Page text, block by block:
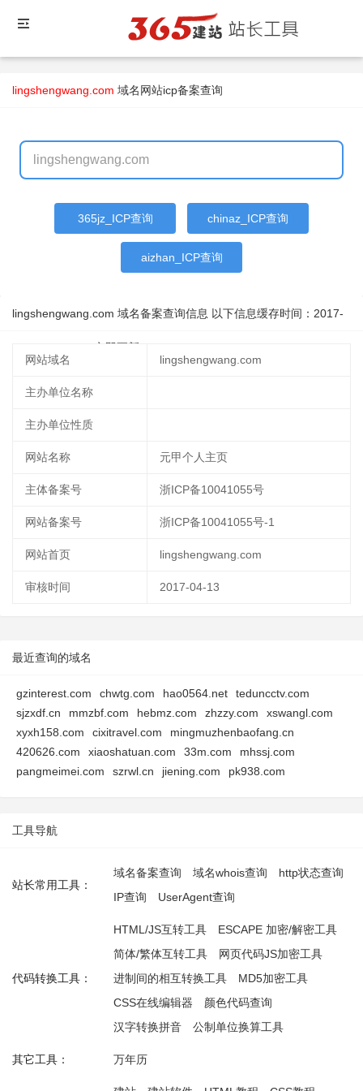
lingshengwang.com 域名网站icp备案查询
365jz_ICP查询 chinaz_ICP查询
aizhan_ICP查询
lingshengwang.com 域名备案查询信息 以下信息缓存时间： 2017-
立即更新
网站域名
lingshengwang.com
主办单位名称
主办单位性质
网站名称 元甲个人主页
主体备案号 浙ICP备10041055号
网站备案号 浙ICP备10041055号-1
网站首页 lingshengwang.com
审核时间 2017-04-13
最近查询的域名
gzinterest.com chwtg.com hao0564.net
teduncctv.com
sjzxdf.cn
mmzbf.com hebmz.com zhzzy.com
xswangl.com
xyxh158.com
cixitravel.com
mingmuzhenbaofang.cn
420626.com
xiaoshatuan.com 33m.com
mhssj.com
pangmeimei.com
szrwl.cn jiening.com pk938.com
工具导航
站长常用工具：
域名备案查询 域名whois查询
http状态查询
IP查询
UserAgent查询
代码转换工具：
HTML/JS互转工具
ESCAPE 加密/解密工具
简体/繁体互转工具
网页代码JS加密工具
进制间的相互转换工具
MD5加密工具
CSS在线编辑器
颜色代码查询
汉字转换拼音
公制单位换算工具
其它工具： 万年历